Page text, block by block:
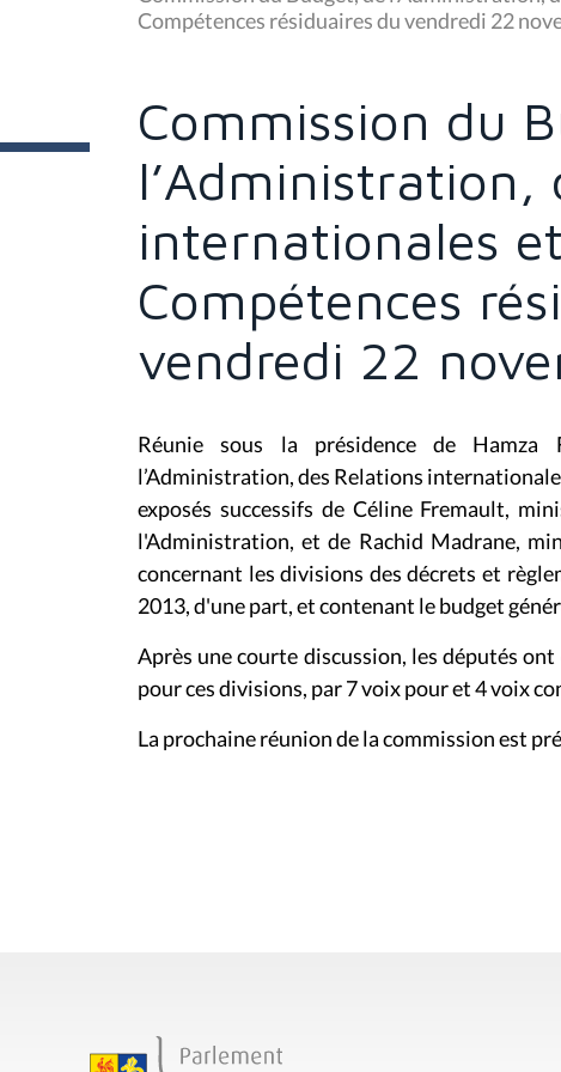
s
ê
c
:
Compétences résiduaires du vendredi 22
Commission du
l’Administration,
internationales
Compétences
vendredi 22
Réunie sous la présidence de
l’Administration, des Relations
exposés successifs de Céline Fremault,
l'Administration, et de Rachid Madrane,
concernant les divisions desdécrets et
2013, d'une part, et contenant le budget
Après une courte discussion, les députés
pour ces divisions, par 7 voix pour et 4 voix
La prochaine réunion de la commission est